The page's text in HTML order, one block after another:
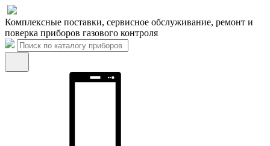
Комплексные поставки, сервисное обслуживание, ремонт и
поверка приборов газового контроля